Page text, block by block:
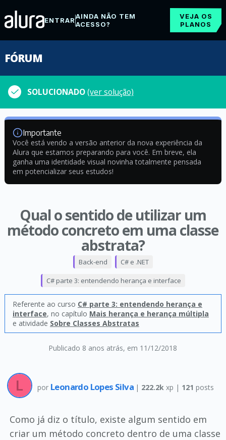
ENTRARAINDA NÃO TEM
ACESSO?
VEJA OS
PLANOS
FÓRUM
SOLUCIONADO(ver solução)
Importante
Você está vendo a versão anterior da nova experiência da
Alura que estamos preparando para você. Em breve, ela
ganha uma identidade visual novinha totalmente pensada
em potencializar seus estudos!
Qual o sentido de utilizar um
método concreto em uma classe
abstrata?
Publicado 8 anos atrás, em 11/12/2018
Back-end C# e .NET
C# parte 3: entendendo herança e interface
Referente ao curso C# parte 3: entendendo herança e
interface, no capítulo Mais herança e herança múltipla
e atividade Sobre Classes Abstratas
por Leonardo Lopes Silva | 222.2k xp | 121 posts
Como já diz o título, existe algum sentido em
criar um método concreto dentro de uma classe